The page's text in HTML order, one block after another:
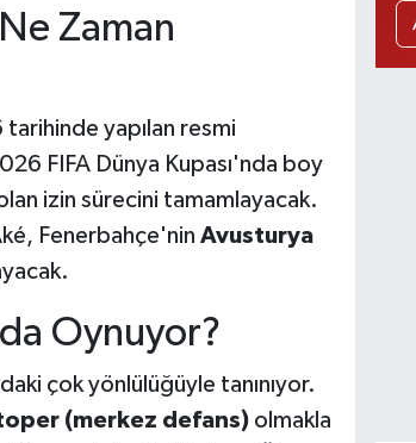
Zaman
yapılan resmi
FIFA Dünya Kupası'nda boy
izin sürecini tamamlayacak.
Fenerbahçe'nin Avusturya
Oynuyor?
çok yönlülüğüyle tanınıyor.
(merkez defans)olmakla